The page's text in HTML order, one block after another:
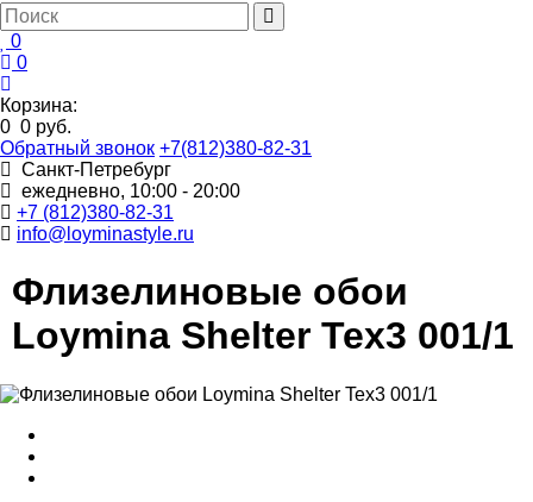
0
0
Корзина:
0 0 руб.
Обратный звонок +7(812)380-82-31
Санкт-Петребург
ежедневно, 10:00 - 20:00
+7 (812)380-82-31
info@loyminastyle.ru
Флизелиновые обои
Loymina Shelter Tex3 001/1